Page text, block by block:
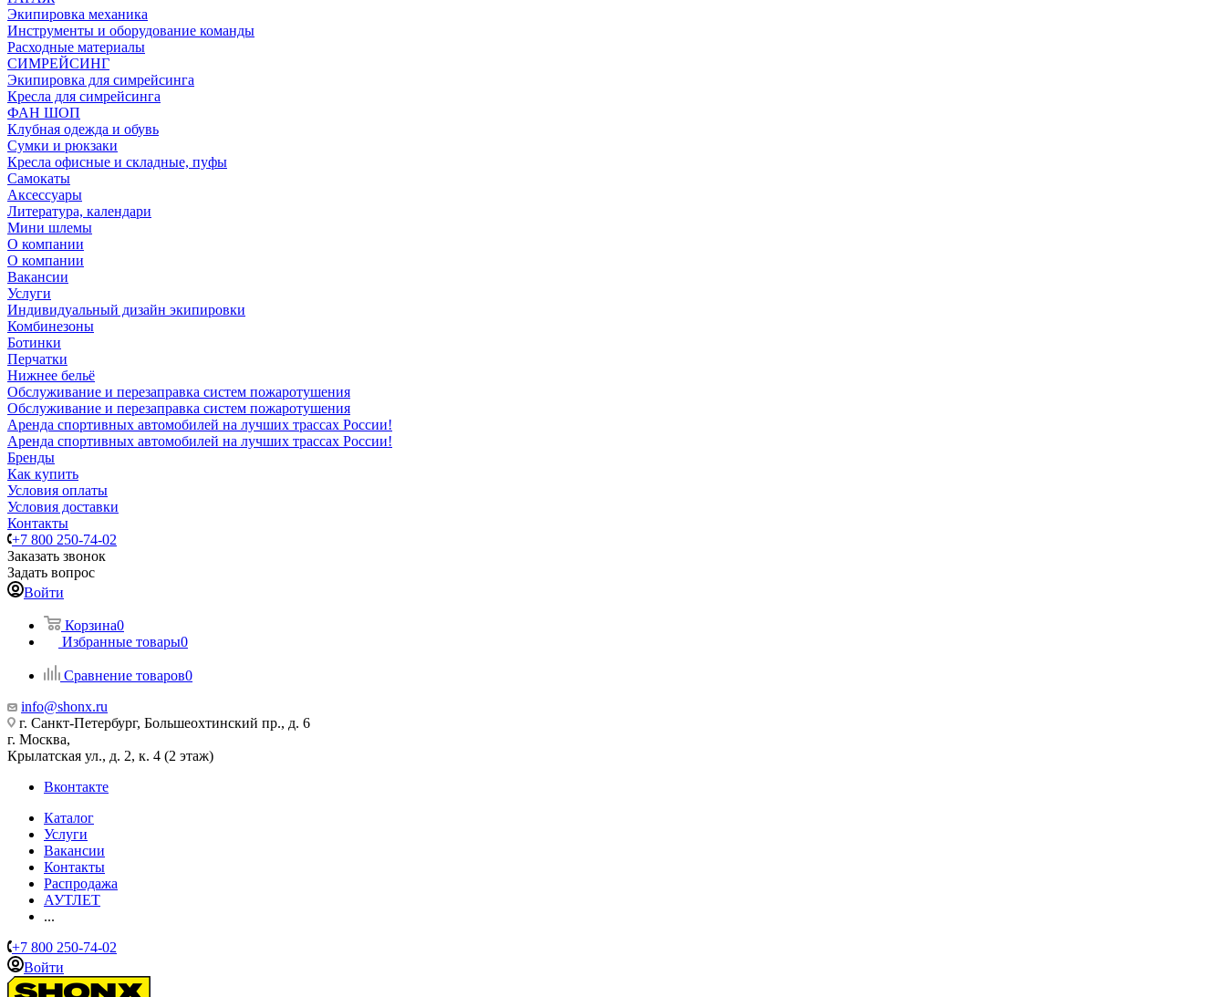
Экипировка механика
Инструменты и оборудование команды
Расходные материалы
СИМРЕЙСИНГ
Экипировка для симрейсинга
Кресла для симрейсинга
ФАН ШОП
Клубная одежда и обувь
Сумки и рюкзаки
Кресла офисные и складные, пуфы
Самокаты
Аксессуары
Литература, календари
Мини шлемы
О компании
О компании
Вакансии
Услуги
Индивидуальный дизайн экипировки
Комбинезоны
Ботинки
Перчатки
Нижнее бельё
Обслуживание и перезаправка систем пожаротушения
Обслуживание и перезаправка систем пожаротушения
Аренда спортивных автомобилей на лучших трассах России!
Аренда спортивных автомобилей на лучших трассах России!
Бренды
Как купить
Условия оплаты
Условия доставки
Контакты
+7 800 250-74-02
Заказать звонок
Задать вопрос
Войти
Корзина0
Избранные товары0
Сравнение товаров0
info@shonx.ru
г. Санкт-Петербург, Большеохтинский пр., д. 6
г. Москва,
Крылатская ул., д. 2, к. 4 (2 этаж)
Вконтакте
Каталог
Услуги
Вакансии
Контакты
Распродажа
АУТЛЕТ
...
+7 800 250-74-02
Войти